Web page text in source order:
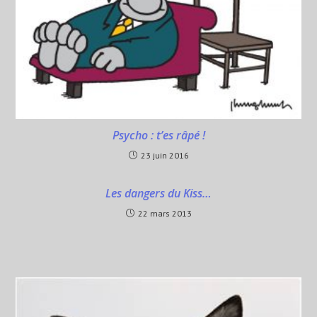
k p
Psycho : t’es râpé !
23 juin 2016
Les dangers du Kiss…
22 mars 2013